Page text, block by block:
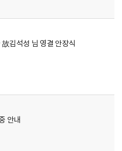
김석성 님 영결 안장식
안내